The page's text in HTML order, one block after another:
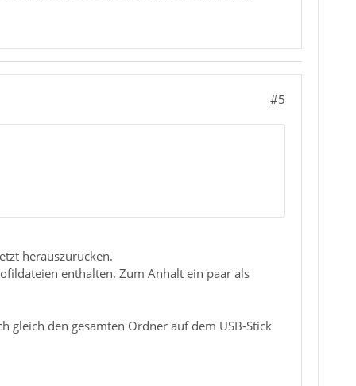
#5
herauszurücken.
enthalten. Zum Anhalt ein paar als
gleich den gesamten Ordner auf dem USB-Stick